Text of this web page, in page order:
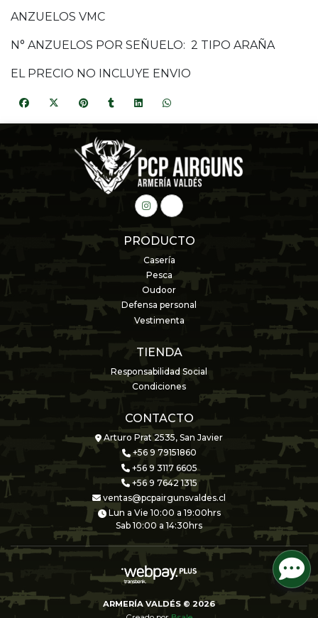
ANZUELOS VMC
N° ANZUELOS POR SEÑUELO: 2 TIPO ARAÑA
EL PRECIO NO INCLUYE ENVIO
PRODUCTO
Casería
Pesca
Oudoor
Defensa personal
Vestimenta
TIENDA
Responsabilidad Social
Condiciones
CONTACTO
Arturo Prat 2535, San Javier
+56 9 79151860
+56 9 3117 6605
+56 9 7642 1315
ventas@pcpairgunsvaldes.cl
Lun a Vie 10:00 a 19:00hrs
Sab 10:00 a 14:30hrs
ARMERÍA VALDÉS © 2026